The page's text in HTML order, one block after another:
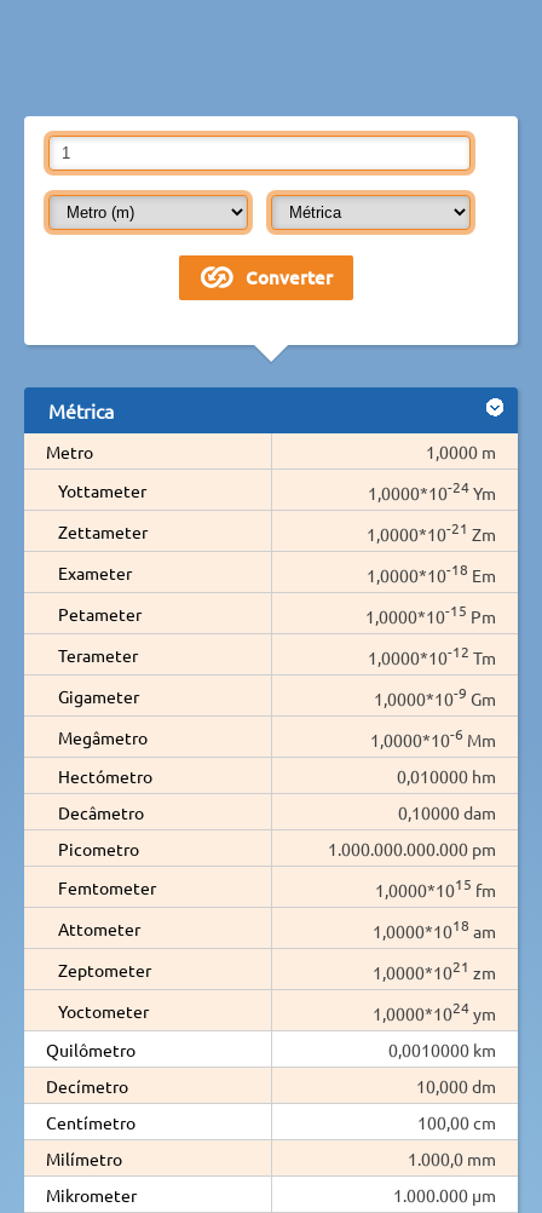
Métrica
Metro
1,0000 m
Yottameter
1,0000*10-24Ym
Zettameter
1,0000*10-21 Zm
Exameter
1,0000*10-18 Em
Petameter
1,0000*10-15 Pm
Terameter
1,0000*10-12 Tm
Gigameter
1,0000*10-9 Gm
Megâmetro
1,0000*10-6 Mm
Hectómetro
0,010000 hm
Decâmetro
0,10000 dam
Picometro
1.000.000.000.000 pm
Femtometer
1,0000*1015 fm
Attometer
1,0000*1018 am
Zeptometer
1,0000*1021 zm
Yoctometer
1,0000*1024ym
Quilômetro
0,0010000 km
Decímetro
10,000 dm
Centímetro
100,00 cm
Milímetro
1.000,0 mm
Mikrometer
1.000.000 µm